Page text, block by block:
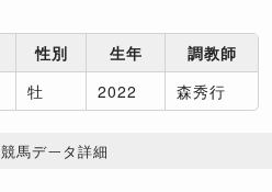
性別 生年
調教師
牡 2022 森秀行
競馬データ詳細